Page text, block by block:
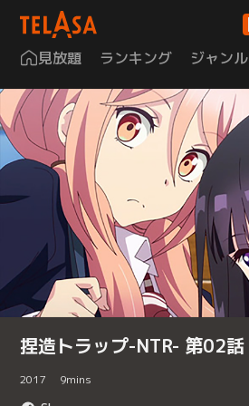
見放題 ランキング ジャンル
捏造トラップ-NTR- 第02話
2017 9mins